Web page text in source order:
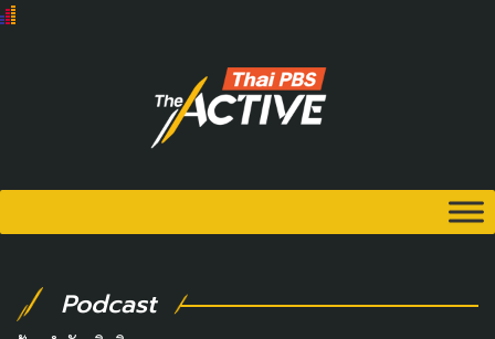
Podcast